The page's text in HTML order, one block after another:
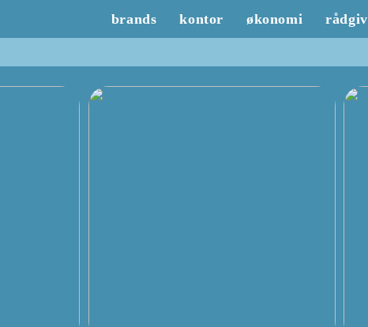
brands kontor økonomi